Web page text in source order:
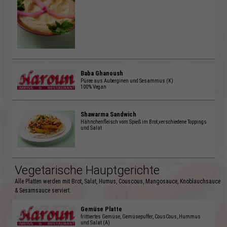
Baba Ghanoush
Püree aus Auberginen und Sesammus (K)
100% Vegan
Shawarma Sandwich
Hähnchenfleisch vom Spieß im Brot,verschiedene Toppings
und Salat
Vegetarische Hauptgerichte
Alle Platten werden mit Brot, Salat, Humus, Couscous, Mangosauce, Knoblauchsauce
& Sesamsauce serviert.
Gemüse Platte
frittiertes Gemüse, Gemüsepuffer, CousCous, Hummus
und Salat (A)